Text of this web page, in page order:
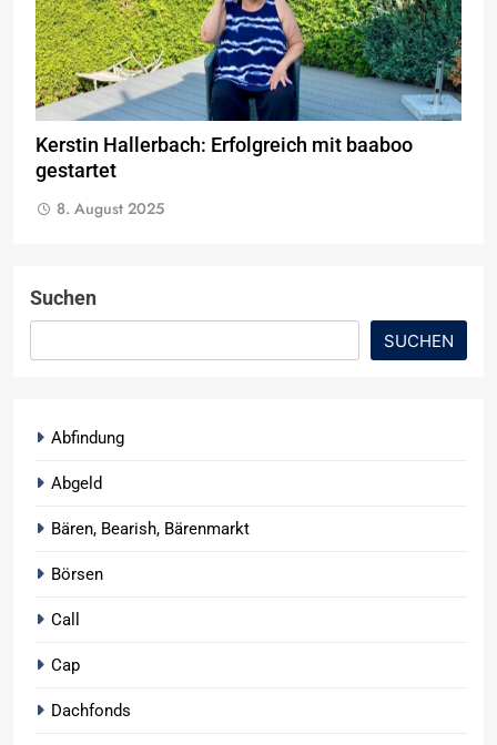
Kerstin Hallerbach: Erfolgreich mit baaboo
gestartet
8. August 2025
Suchen
SUCHEN
Abfindung
Abgeld
Bären, Bearish, Bärenmarkt
Börsen
Call
Cap
Dachfonds